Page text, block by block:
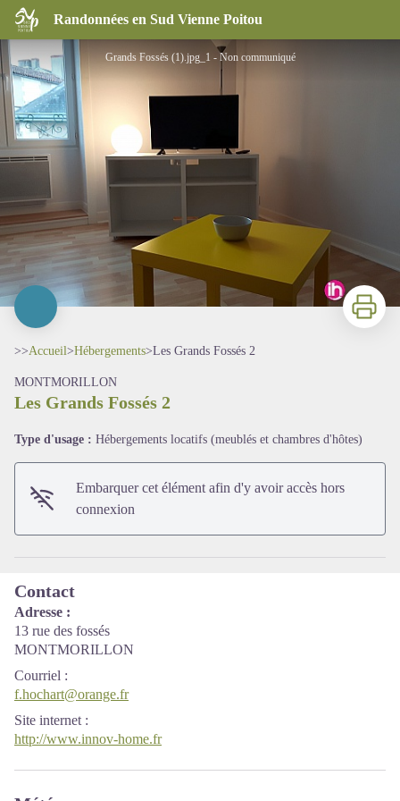
Randonnées en Sud Vienne Poitou
Les Grands Fossés 2
Grands Fossés (1).jpg_1 - Non communiqué
Voir l'image en plein écran
Imprimer
>>Accueil>Hébergements>Les Grands Fossés 2
MONTMORILLON
Les Grands Fossés 2
Type d'usage : Hébergements locatifs (meublés et chambres d'hôtes)
Embarquer cet élément afin d'y avoir accès hors
connexion
Contact
Adresse :
13 rue des fossés
MONTMORILLON
Courriel :
f.hochart@orange.fr
Site internet :
http://www.innov-home.fr